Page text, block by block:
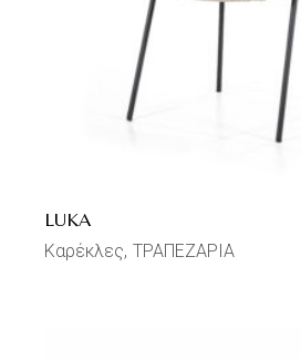
LUKA
Καρέκλες ΤΡΑΠΕΖΑΡΙΑ